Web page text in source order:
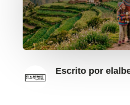
Escrito por